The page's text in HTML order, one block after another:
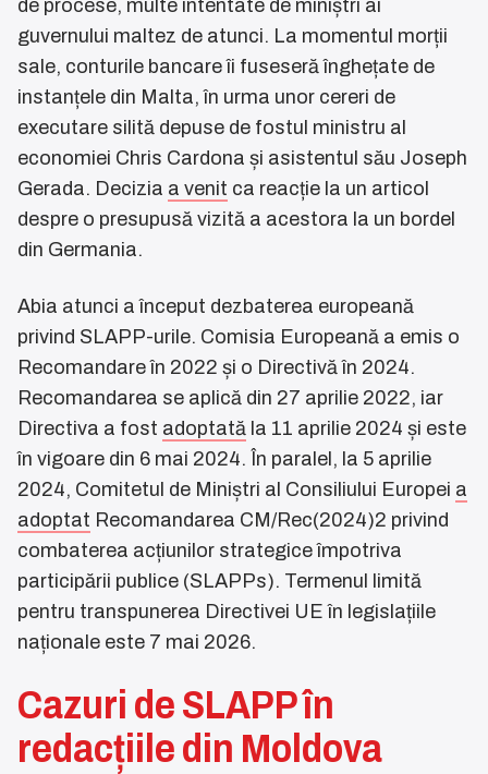
de procese, multe intentate de miniștri ai
guvernului maltez de atunci. La momentul morții
sale, conturile bancare îi fuseseră înghețate de
instanțele din Malta, în urma unor cereri de
executare silită depuse de fostul ministru al
economiei Chris Cardona și asistentul său Joseph
Gerada. Decizia a venit ca reacție la un articol
despre o presupusă vizită a acestora la un bordel
din Germania.
Abia atunci a început dezbaterea europeană
privind SLAPP-urile. Comisia Europeană a emis o
Recomandare în 2022 și o Directivă în 2024.
Recomandarea se aplică din 27 aprilie 2022, iar
Directiva a fost adoptată la 11 aprilie 2024 și este
în vigoare din 6 mai 2024. În paralel, la 5 aprilie
2024, Comitetul de Miniștri al Consiliului Europei a
adoptat Recomandarea CM/Rec(2024)2 privind
combaterea acțiunilor strategice împotriva
participării publice (SLAPPs). Termenul limită
pentru transpunerea Directivei UE în legislațiile
naționale este 7 mai 2026.
Cazuri de SLAPP în
redacțiile din Moldova